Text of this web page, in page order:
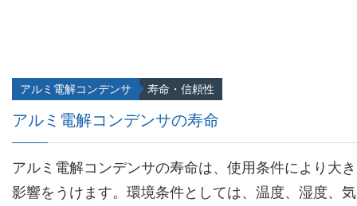
アルミ電解コンデンサの寿命
アルミ電解コンデンサ 寿命・信頼性
アルミ電解コンデンサの寿命は、使用条件により大
影響をうけます。環境条件としては、温度、湿度、気